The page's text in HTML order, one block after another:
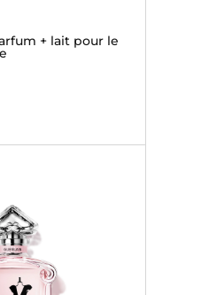
+ lait pour le